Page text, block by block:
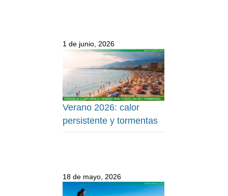
1 de junio, 2026
Verano 2026: calor
persistente y tormentas
18 de mayo, 2026